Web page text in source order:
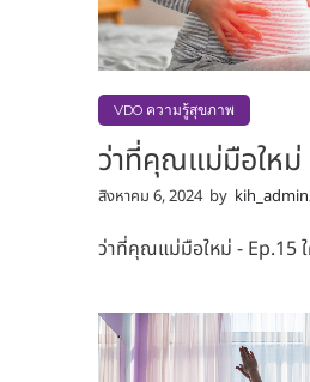
VDO ความรู้สุขภาพ
ว่าที่คุณแม่มือใหม่
สิงหาคม 6, 2024 by
ว่าที่คุณแม่มือใหม่ - Ep.15